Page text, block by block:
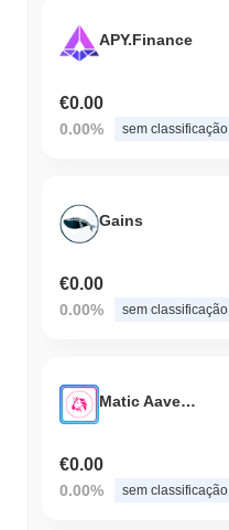
APY.Finance
€0.00
0.00% sem classificação
Gains
€0.00
0.00% sem classificação
Matic Aave Interest Bearing UNI
€0.00
0.00% sem classificação